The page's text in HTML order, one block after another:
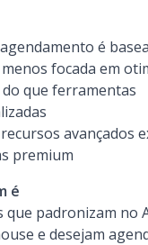
é
focada em
que ferramentas
avançados
premium
é
que padronizam no
e desejam